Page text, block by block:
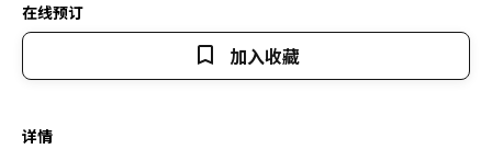
在线预订
加入收藏
详情